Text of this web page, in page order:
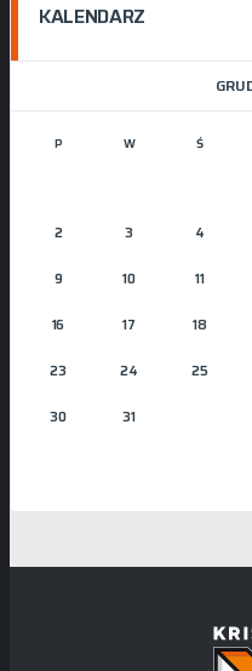
KALENDARZ
P W Ś
2 3 4
9 10 11
16 17 18
23 24 25
30 31